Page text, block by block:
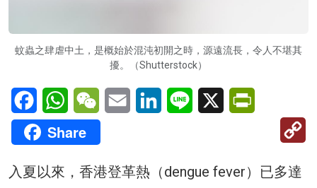
蚊蟲之肆虐中土，是概始於混沌初開之時，源遠流長，令人不堪其
擾。（Shutterstock）
FacebookWhatsAppWeChatEmail LinkedInLine X
Share
入夏以來，香港登革熱（dengue fever）已多達